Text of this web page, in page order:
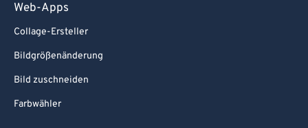
Web-Apps
Collage-Ersteller
Bildgrößenänderung
Bild zuschneiden
Farbwähler